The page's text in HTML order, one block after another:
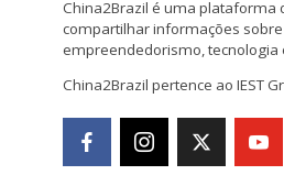
China2Brazil é uma plataforma
compartilhar informações
empreendedorismo, tecnologia
China2Brazil pertence ao IEST